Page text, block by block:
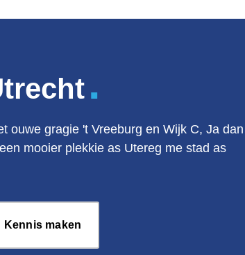
.
ouwe gragie 't Vreeburg en Wijk C, Ja dan
mooier plekkie as Utereg me stad as
Kennis maken